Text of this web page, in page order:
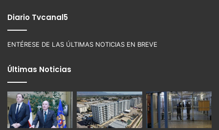
Diario Tvcanal5
ENTÉRESE DE LAS ÚLTIMAS NOTICIAS EN BREVE
Últimas Noticias